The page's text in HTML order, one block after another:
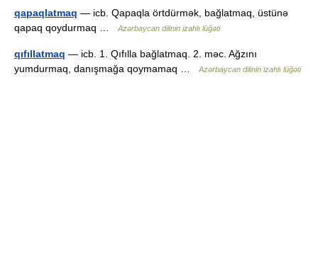
qapaqlatmaq — icb. Qapaqla örtdürmək, bağlatmaq, üstünə
qapaq qoydurmaq …
Azərbaycan dilinin izahlı lüğəti
qıfıllatmaq — icb. 1. Qıfılla bağlatmaq. 2. məc. Ağzını
yumdurmaq, danışmağa qoymamaq …
Azərbaycan dilinin izahlı lüğəti